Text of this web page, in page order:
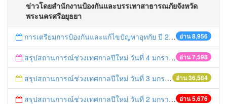
ข่าวโดยสำนักงานป้องกันและบรรเทาสาธารณภัยจังหวัด
พระนครศรีอยุธยา
อ่าน 8,956
การเตรียมการป้องกันและแก้ไขปัญหาอุทกัย ปี 2561
อ่าน 7,598
สรุปสถานการณ์ช่วงเทศกาลปีใหม่ วันที่ 4 มกราคม 2559
อ่าน 36,584
สรุปสถานการณ์ช่วงเทศกาลปีใหม่ วันที่ 3 มกราคม 2559
อ่าน 5,676
สรุปสถานการณ์ช่วงเทศกาลปีใหม่ วันที่ 2 มกราคม 2559